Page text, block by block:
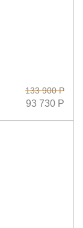
133 900 Р
93 730 Р